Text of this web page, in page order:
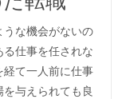
な機会がないの
仕事を任されな
て一人前に仕事
与えられても良